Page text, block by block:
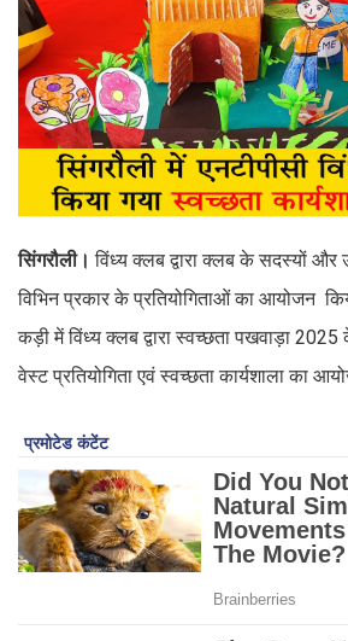
सिंगरौली। विंध्य क्लब द्वारा क्लब के सदस्यों और
विभिन प्रकार के प्रतियोगिताओं का आयोजन
कड़ी में विंध्य क्लब द्वारा स्वच्छता पखवाड़ा
वेस्ट प्रतियोगिता एवं स्वच्छता कार्यशाला का